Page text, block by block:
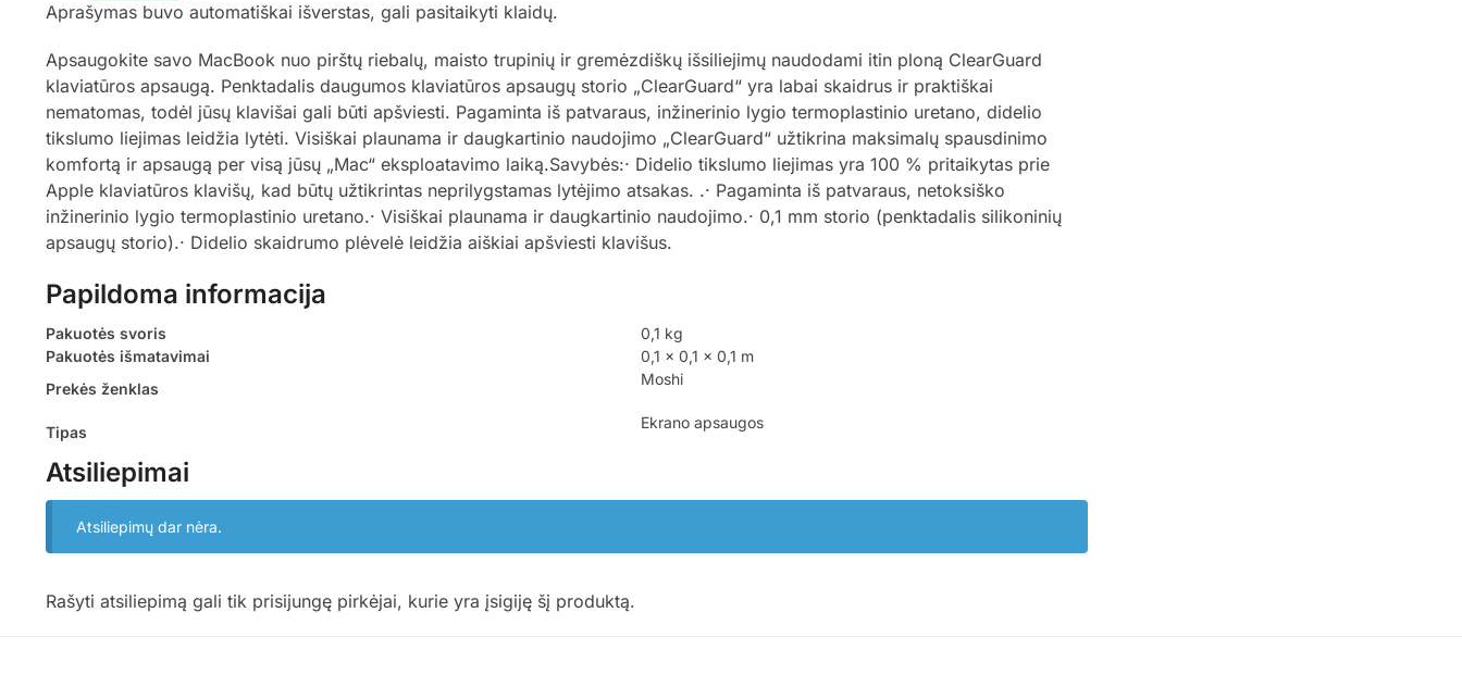
Aprašymas buvo automatiškai išverstas, gali pasitaikyti klaidų.
Apsaugokite savo MacBook nuo pirštų riebalų, maisto trupinių ir gremėzdiškų išsiliejimų naudodami itin ploną ClearGuard
klaviatūros apsaugą. Penktadalis daugumos klaviatūros apsaugų storio „ClearGuard“ yra labai skaidrus ir praktiškai
nematomas, todėl jūsų klavišai gali būti apšviesti. Pagaminta iš patvaraus, inžinerinio lygio termoplastinio uretano, didelio
tikslumo liejimas leidžia lytėti. Visiškai plaunama ir daugkartinio naudojimo „ClearGuard“ užtikrina maksimalų spausdinimo
komfortą ir apsaugą per visą jūsų „Mac“ eksploatavimo laiką.Savybės:· Didelio tikslumo liejimas yra 100 % pritaikytas prie
Apple klaviatūros klavišų, kad būtų užtikrintas neprilygstamas lytėjimo atsakas. .· Pagaminta iš patvaraus, netoksiško
inžinerinio lygio termoplastinio uretano.· Visiškai plaunama ir daugkartinio naudojimo.· 0,1 mm storio (penktadalis silikoninių
apsaugų storio).· Didelio skaidrumo plėvelė leidžia aiškiai apšviesti klavišus.
Papildoma informacija
Pakuotės svoris
0,1 kg
Pakuotės išmatavimai
0,1 × 0,1 × 0,1 m
Prekės ženklas
Moshi
Tipas
Ekrano apsaugos
Atsiliepimai
Atsiliepimų dar nėra.
Rašyti atsiliepimą gali tik prisijungę pirkėjai, kurie yra įsigiję šį produktą.